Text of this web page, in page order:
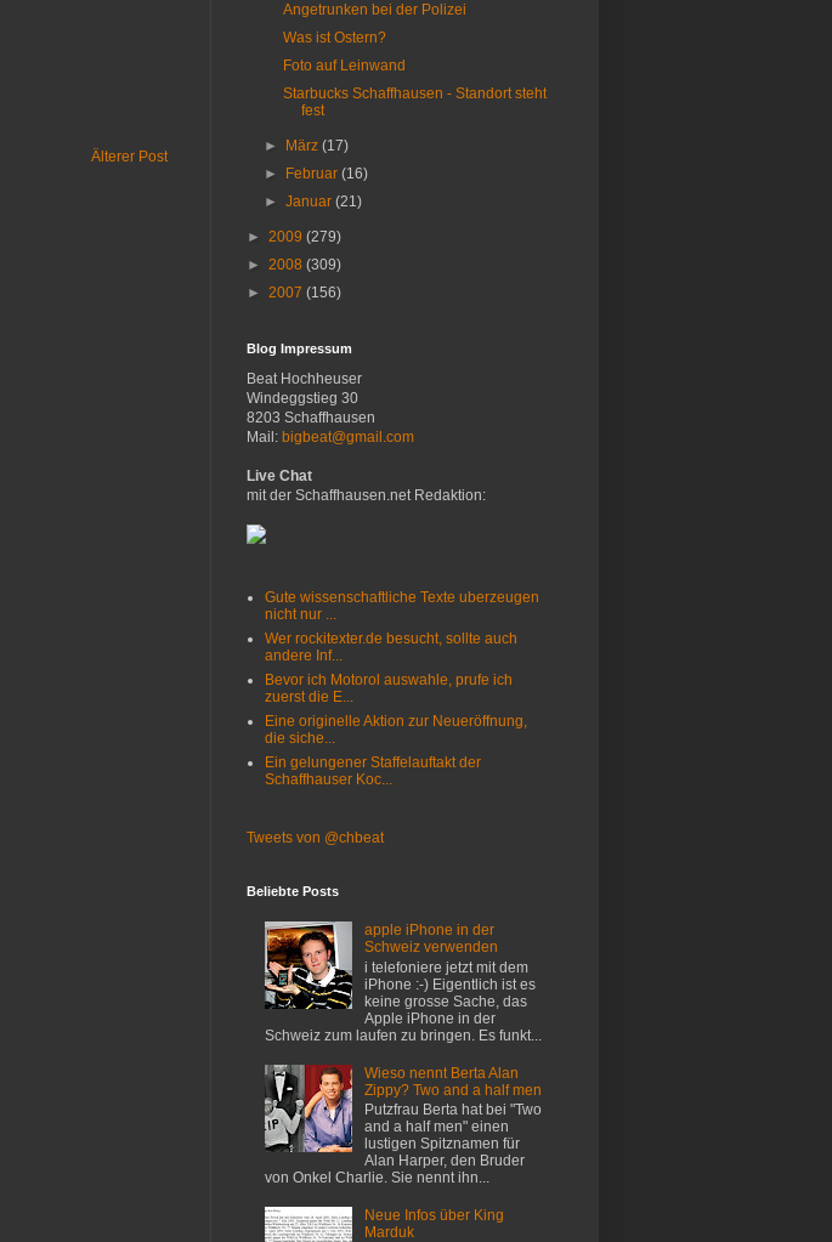
Älterer Post
Angetrunken bei der Polizei
Was ist Ostern?
Foto auf Leinwand
Starbucks Schaffhausen - Standort steht
fest
► März(17)
►
Februar(16)
►Januar(21)
► 2009 (279)
► 2008 (309)
► 2007 (156)
Blog Impressum
Beat Hochheuser
Windeggstieg 30
8203 Schaffhausen
Mail: bigbeat@gmail.com
Live Chat
mit der Schaffhausen.net Redaktion:
Gute wissenschaftliche Texte uberzeugen
nicht nur ...
Wer rockitexter.de besucht, sollte auch
andere Inf...
Bevor ich Motorol auswahle, prufe ich
zuerst die E...
Eine originelle Aktion zur Neueröffnung,
die siche...
Ein gelungener Staffelauftakt der
Schaffhauser Koc...
Tweets von @chbeat
Beliebte Posts
apple iPhone in der
Schweiz verwenden
i telefoniere jetzt mit dem
iPhone :-) Eigentlich ist es
keine grosse Sache, das
Apple iPhone in der
Schweiz zum laufen zu bringen. Es funkt...
Wieso nennt Berta Alan
Zippy? Two and a half men
Putzfrau Berta hat bei "Two
and a half men" einen
lustigen Spitznamen für
Alan Harper, den Bruder
von Onkel Charlie. Sie nennt ihn...
Neue Infos über King
Marduk